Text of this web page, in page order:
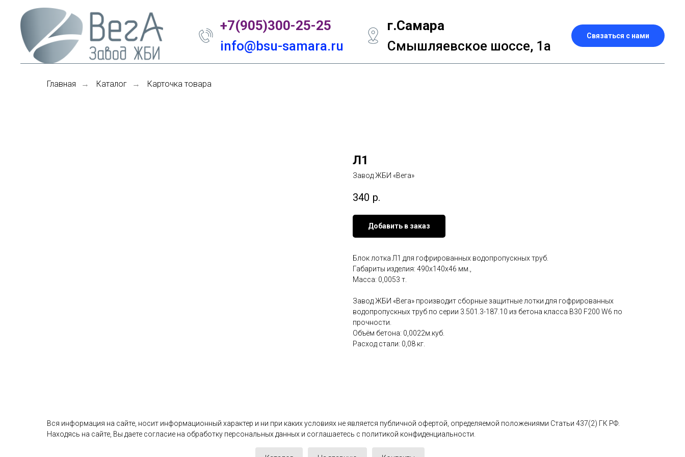
+7(905)300-25-25
info@bsu-samara.ru
г.Самара
Смышляевское шоссе, 1а
Связаться с нами
Главная → Каталог → Карточка товара
Л1
Завод ЖБИ «Вега»
340 р.
Добавить в заказ
Блок лотка Л1 для гофрированных водопропускных труб.
Габариты изделия: 490x140x46 мм.,
Масса: 0,0053 т.
Завод ЖБИ «Вега» производит сборные защитные лотки для гофрированных
водопропускных труб по серии 3.501.3-187.10 из бетона класса B30 F200 W6 по
прочности.
Объём бетона: 0,0022м.куб.
Расход стали: 0,08 кг.
Вся информация на сайте, носит информационный характер и ни при каких условиях не является публичной офертой, определяемой положениями Статьи 437(2) ГК РФ.
Находясь на сайте, Вы даете согласие на обработку персональных данных и соглашаетесь c политикой конфиденциальности.